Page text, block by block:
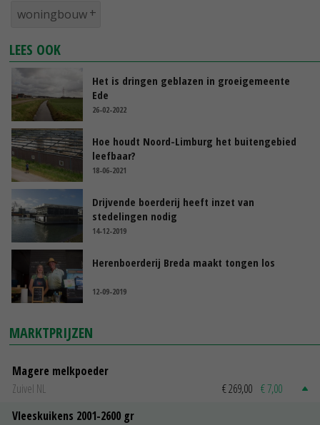
woningbouw
LEES OOK
Het is dringen geblazen in groeigemeente
Ede
26-02-2022
Hoe houdt Noord-Limburg het buitengebied
leefbaar?
18-06-2021
Drijvende boerderij heeft inzet van
stedelingen nodig
14-12-2019
Herenboerderij Breda maakt tongen los
12-09-2019
MARKTPRIJZEN
Magere melkpoeder
Zuivel NL
€ 269,00 € 7,00
Vleeskuikens 2001-2600 gr